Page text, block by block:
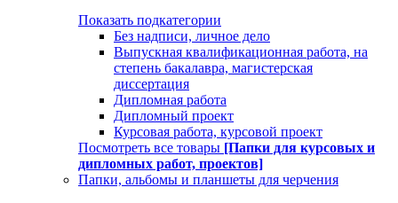
Показать подкатегории
Без надписи, личное дело
Выпускная квалификационная работа, на
степень бакалавра, магистерская
диссертация
Дипломная работа
Дипломный проект
Курсовая работа, курсовой проект
Посмотреть все товары [Папки для курсовых и
дипломных работ, проектов]
Папки, альбомы и планшеты для черчения